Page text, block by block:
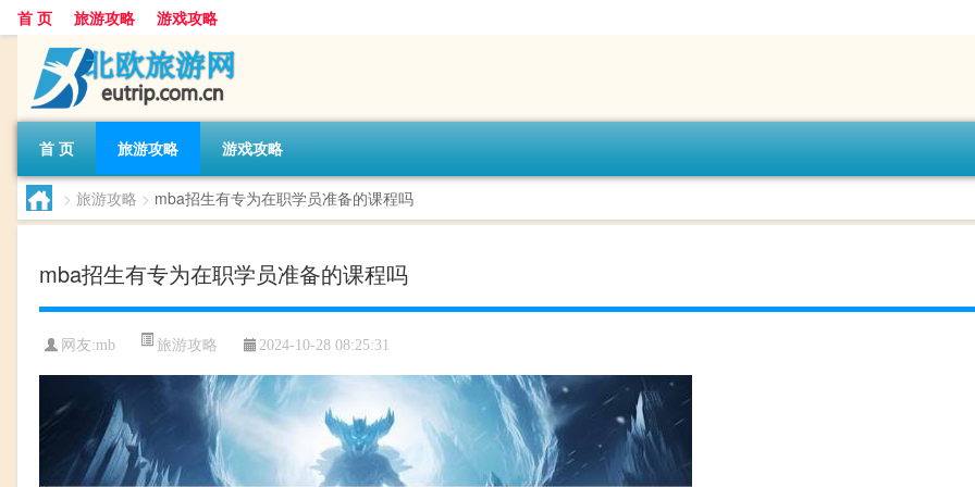
首 页 旅游攻略 游戏攻略
首 页 旅游攻略 游戏攻略
> 旅游攻略 > mba招生有专为在职学员准备的课程吗
mba招生有专为在职学员准备的课程吗
网友:mb 旅游攻略 2024-10-28 08:25:31